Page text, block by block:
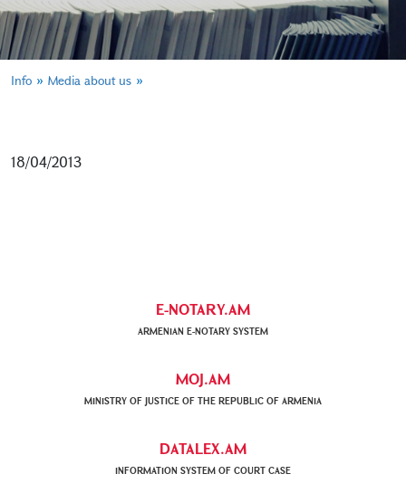
Info » Media about us »
18/04/2013
E-NOTARY.AM
ARMENIAN Е-NOTARY SYSTEM
MOJ.AM
MINISTRY OF JUSTICE OF THE REPUBLIC OF ARMENIA
DATALEX.AM
INFORMATION SYSTEM OF COURT CASE